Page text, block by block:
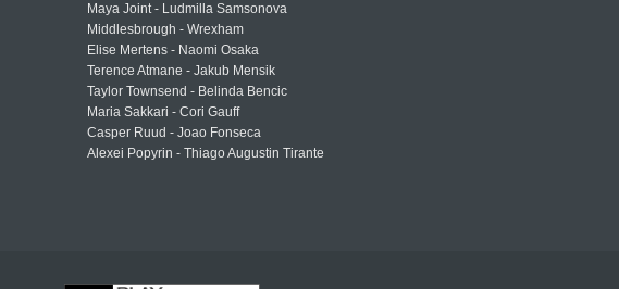
Maya Joint - Ludmilla Samsonova
Middlesbrough - Wrexham
Elise Mertens - Naomi Osaka
Terence Atmane - Jakub Mensik
Taylor Townsend - Belinda Bencic
Maria Sakkari - Cori Gauff
Casper Ruud - Joao Fonseca
Alexei Popyrin - Thiago Augustin Tirante